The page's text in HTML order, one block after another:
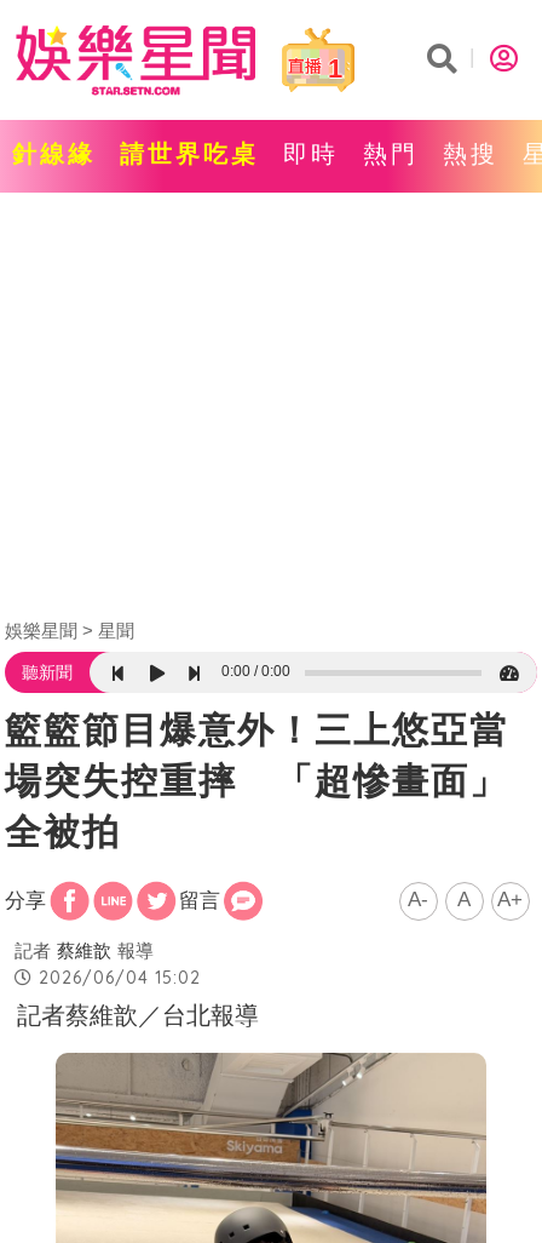
1
針線緣 請世界吃桌 即時 熱門 熱搜
娛樂星聞 星聞
聽新聞 0:00 0:00
籃籃節目爆意外！三上悠亞當
場突失控重摔 「超慘畫面」
全被拍
分享 留言 A- A A+
記者 蔡維歆 報導
2026/06/04 15:02
記者蔡維歆／台北報導